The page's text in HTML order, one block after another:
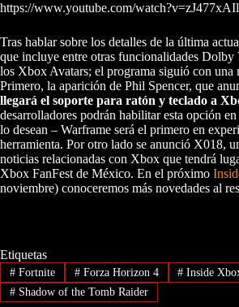
https://www.youtube.com/
Tras hablar sobre los detalles de la última
que incluye entre otras funcionalidades Dolby
los Xbox Avatars; el programa siguió con una
Primero, la aparición de Phil Spencer, que
llegará el soporte para ratón y teclado a
desarrolladores podrán habilitar esta opción
lo desean – Warframe será el primero en
herramienta. Por otro lado se anunció X018,
noticias relacionadas con Xbox que tendrá
Xbox FanFest de México. En el próximo
noviembre) conoceremos más novedades al
Etiquetas
#Fortnite #Forza Horizon 4 # Inside
#Shadow of the Tomb Raider